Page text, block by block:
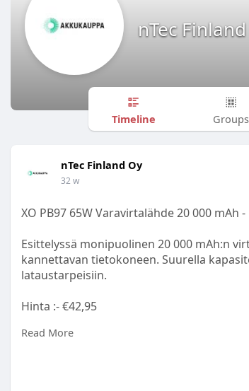
nTec
Timeline Groups
nTec Finland Oy
32 w
XO PB97 65W Varavirtalähde 20 000
Esittelyssä monipuolinen 20 000 mAh:n
kannettavan tietokoneen. Suurella
lataustarpeisiin.
Hinta :- €42,95
https://www.akkukauppa.com/xo-....pb97-
Read More